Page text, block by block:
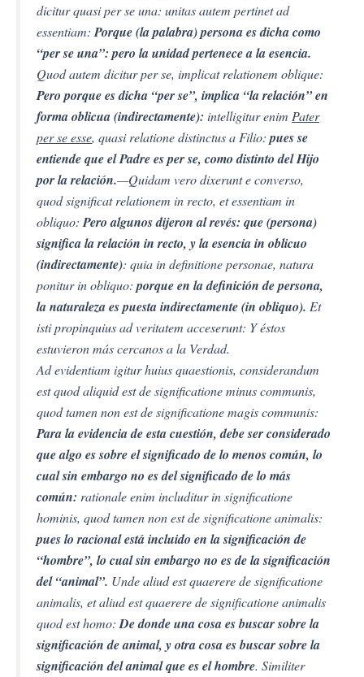
dicitur quasi per se una: unitas autem pertinet ad
essentiam: Porque (la palabra) persona es dicha como
“per se una”: pero la unidad pertenece a la esencia.
Quod autem dicitur per se, implicat relationem oblique:
Pero porque es dicha “per se”, implica “la relación” en
forma oblicua (indirectamente): intelligitur enim Pater
per se esse, quasi relatione distinctus a Filio: pues se
entiende que el Padre es per se, como distinto del Hijo
por la relación.—Quidam vero dixerunt e converso,
quod significat relationem in recto, et essentiam in
obliquo: Pero algunos dijeron al revés: que (persona)
significa la relación in recto, y la esencia in oblicuo
(indirectamente): quia in definitione personae, natura
ponitur in obliquo: porque en la definición de persona,
la naturaleza es puesta indirectamente (in obliquo). Et
isti propinquius ad veritatem acceserunt: Y éstos
estuvieron más cercanos a la Verdad.
Ad evidentiam igitur huius quaestionis, considerandum
est quod aliquid est de significatione minus communis,
quod tamen non est de significatione magis communis:
Para la evidencia de esta cuestión, debe ser considerado
que algo es sobre el significado de lo menos común, lo
cual sin embargo no es del significado de lo más
común: rationale enim includitur in significatione
hominis, quod tamen non est de significatione animalis:
pues lo racional está incluido en la significación de
“hombre”, lo cual sin embargo no es de la significación
del “animal”. Unde aliud est quaerere de significatione
animalis, et aliud est quaerere de significatione animalis
quod est homo: De donde una cosa es buscar sobre la
significación de animal, y otra cosa es buscar sobre la
significación del animal que es el hombre. Similiter